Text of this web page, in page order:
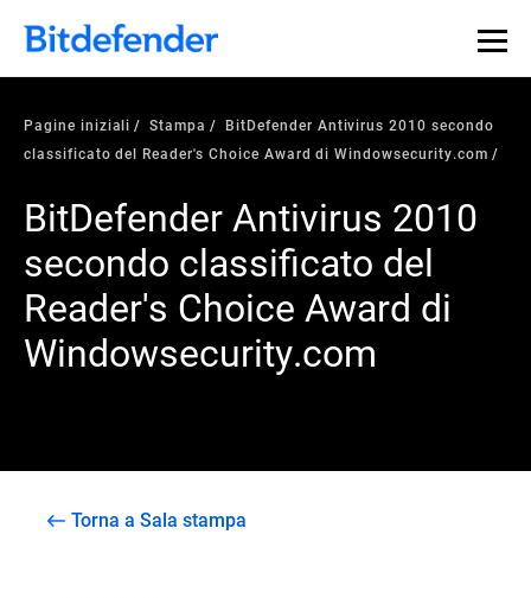
Pagine iniziali Stampa
BitDefender Antivirus 2010 secondo
classificato del Reader's Choice Award di Windowsecurity.com
BitDefender Antivirus 2010
secondo classificato del
Reader's Choice Award di
Windowsecurity.com
Torna a Sala stampa